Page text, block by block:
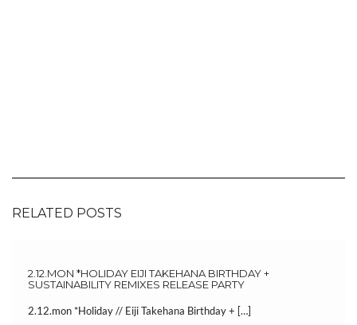
RELATED POSTS
2.12.MON *HOLIDAY EIJI TAKEHANA BIRTHDAY +
SUSTAINABILITY REMIXES RELEASE PARTY
2.12.mon *Holiday // Eiji Takehana Birthday + […]